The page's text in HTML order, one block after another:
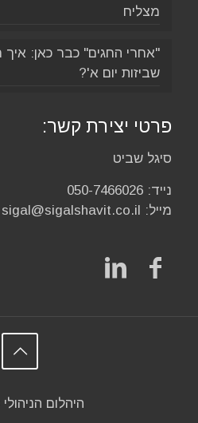
מצליח
"אחרי החגים" כבר כאן: איך
שביזות יום א'?
פרטי יצירת קשר:
סיגל שביט
נייד: 050-7466026
מייל: sigal@sigalshavit.co.il
היהלום הניהולי ©